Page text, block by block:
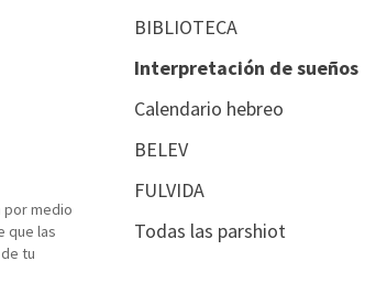
por medio
que las
tu
BIBLIOTECA
Interpretación de sueños
Calendario hebreo
BELEV
FULVIDA
Todas las parshiot